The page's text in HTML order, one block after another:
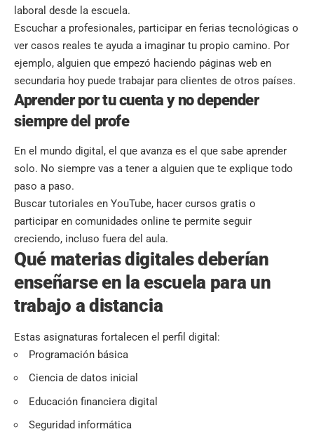
laboral desde la escuela.
Escuchar a profesionales, participar en ferias tecnológicas o
ver casos reales te ayuda a imaginar tu propio camino. Por
ejemplo, alguien que empezó haciendo páginas web en
secundaria hoy puede trabajar para clientes de otros países.
Aprender por tu cuenta y no depender
siempre del profe
En el mundo digital, el que avanza es el que sabe aprender
solo. No siempre vas a tener a alguien que te explique todo
paso a paso.
Buscar tutoriales en YouTube, hacer cursos gratis o
participar en comunidades online te permite seguir
creciendo, incluso fuera del aula.
Qué materias digitales deberían
enseñarse en la escuela para un
trabajo a distancia
Estas asignaturas fortalecen el perfil digital:
Programación básica
Ciencia de datos inicial
Educación financiera digital
Seguridad informática